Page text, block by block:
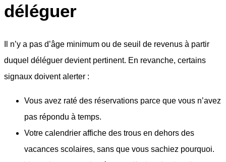
déléguer
Il n’y a pas d’âge minimum ou de seuil de revenus à partir
duquel déléguer devient pertinent. En revanche, certains
signaux doivent alerter :
Vous avez raté des réservations parce que vous n’avez
pas répondu à temps.
Votre calendrier affiche des trous en dehors des
vacances scolaires, sans que vous sachiez pourquoi.